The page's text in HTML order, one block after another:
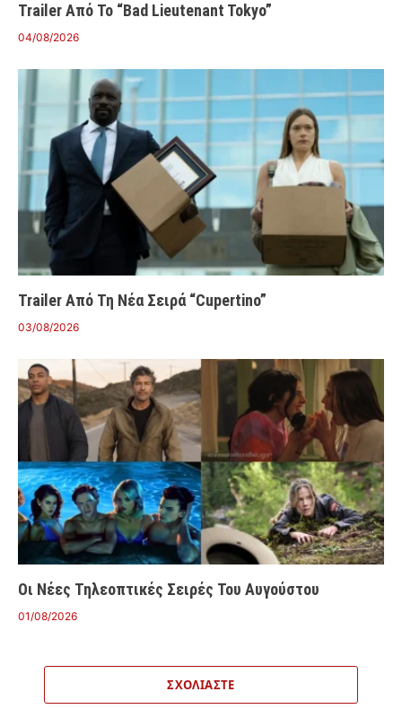
Trailer Από Το “Bad Lieutenant Tokyo”
04/08/2026
Trailer Από Τη Νέα Σειρά “Cupertino”
03/08/2026
Οι Νέες Τηλεοπτικές Σειρές Του Αυγούστου
01/08/2026
ΣΧΟΛΙΆΣΤΕ